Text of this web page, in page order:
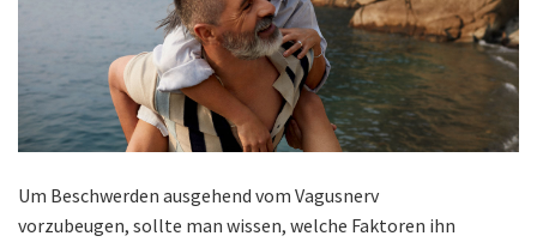
Um Beschwerden ausgehend vom Vagusnerv
vorzubeugen, sollte man wissen, welche Faktoren ihn